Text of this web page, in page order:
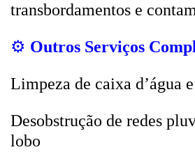
transbordamentos e
⚙️ Outros Serviços
Limpeza de caixa d’água
Desobstrução de redes
lobo